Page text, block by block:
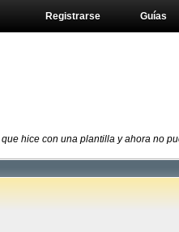
Guías
Registrarse
hice con una plantilla y ahora no